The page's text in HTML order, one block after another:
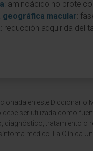
: aminoácido no
geográfica macular:
: reducción adquirida del
en este Diccionario
ser utilizada como
diagnóstico, tratamiento o
médico. La Clínica